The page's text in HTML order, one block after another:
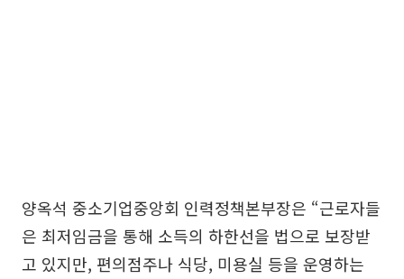
양옥석 중소기업중앙회 인력정책본부장은 “근로자들
은 최저임금을 통해 소득의 하한선을 법으로 보장받
고 있지만, 편의점주나 식당, 미용실 등을 운영하는